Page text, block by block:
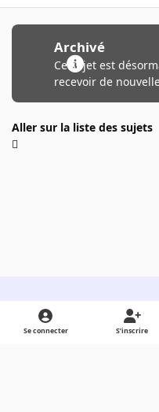
Archivé
Ce sujet est
recevoir de
Aller sur la liste des sujets
Light ModeDark ModeSystem Preference
Se connecter S’inscrire